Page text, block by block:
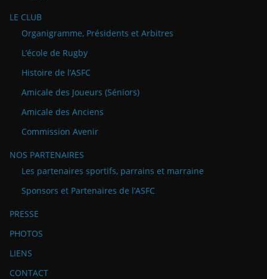
LE CLUB
Organigramme, Présidents et Arbitres
L’école de Rugby
Histoire de l’ASFC
Amicale des Joueurs (Séniors)
Amicale des Anciens
Commission Avenir
NOS PARTENAIRES
Les partenaires sportifs, parrains et marraine
Sponsors et Partenaires de l’ASFC
PRESSE
PHOTOS
LIENS
CONTACT